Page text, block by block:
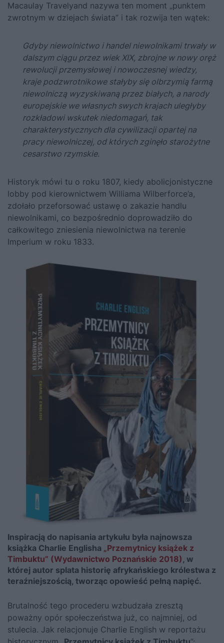
Macaulay Travelyand nazywa ten moment „punktem
zwrotnym w dziejach świata” i tak rozwija ten wątek:
Gdyby niewolnictwo i handel niewolnikami trwały w
dalszym ciągu przez wiek XIX, zbrojne w nowy oręż
rewolucji przemysłowej i nowoczesnej wiedzy,
kraje podzwrotnikowe stałyby się olbrzymią farmą
niewolniczą wyzyskiwaną przez białych, a narody
europejskie we własnych swych krajach uległyby
rozkładowi wskutek niedomagań, tak
charakterystycznych dla cywilizacji opartej na
pracy niewolniczej, od których zginęło starożytne
cesarstwo rzymskie.
Historyk mówi tu o roku 1807, kiedy abolicjonistyczne
lobby pod kierownictwem Williama Wilberforce’a,
zdołało przeforsować ustawę o zakazie handlu
niewolnikami, co bezpośrednio doprowadziło do
całkowitego zniesienia niewolnictwa na terenie
Imperium w roku 1833.
Inspiracją do napisania artykułu była najnowsza
książka Charlie Englisha „Przemytnicy książek z
Timbuktu” (Wydawnictwo Poznańskie 2018) , w
której autor splata historię afrykańskiego królestwa z
teraźniejszością, tworząc opowieść pełną napięć.
Brutalność tego procederu wzbudzała zresztą
poważny opór społeczeństwa już, co najmniej, od
stulecia. Jak relacjonuje Charlie English w reportażu